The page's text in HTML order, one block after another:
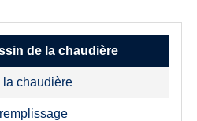
de la chaudière
la chaudière